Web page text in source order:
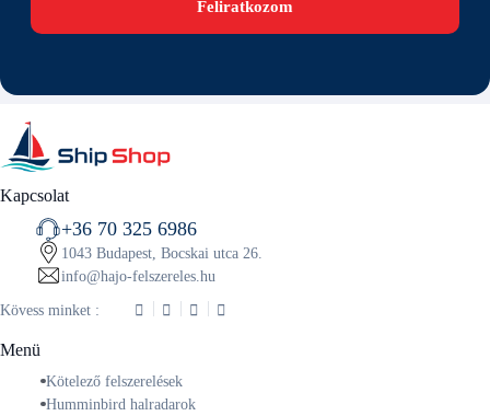
Feliratkozom
Kapcsolat
+36 70 325 6986
1043 Budapest, Bocskai utca 26.
info@hajo-felszereles.hu
Kövess minket :
Menü
Kötelező felszerelések
Humminbird halradarok